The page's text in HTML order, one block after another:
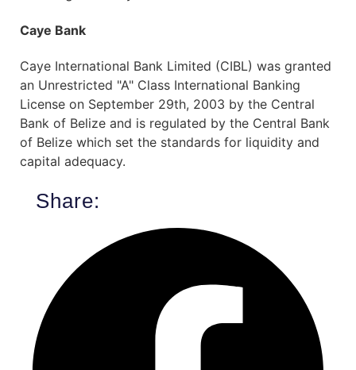
Caye Bank
Caye International Bank Limited (CIBL) was granted
an Unrestricted "A" Class International Banking
License on September 29th, 2003 by the Central
Bank of Belize and is regulated by the Central Bank
of Belize which set the standards for liquidity and
capital adequacy.
Share: